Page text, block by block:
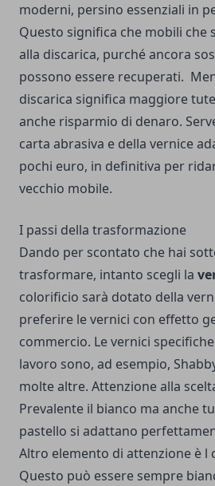
moderni, persino essenziali in
Questo significa che mobili che
alla discarica, purché ancora
possono essere recuperati.
discarica significa maggiore
anche risparmio di denaro.
carta abrasiva e della vernice
pochi euro, in definitiva per
vecchio mobile.
I passi della trasformazione
Dando per scontato che hai
trasformare, intanto scegli la
colorificio sarà dotato della
preferire le vernici con effetto
commercio. Le vernici
lavoro sono, ad esempio,
molte altre. Attenzione alla
Prevalente il bianco ma anche
pastello si adattano
Altro elemento di attenzione è l
Questo può essere sempre